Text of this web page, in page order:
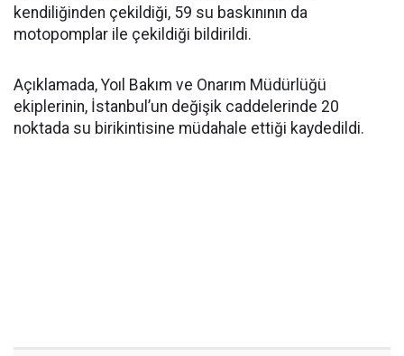
kendiliğinden çekildiği, 59 su baskınının da
motopomplar ile çekildiği bildirildi.
Açıklamada, Yoıl Bakım ve Onarım Müdürlüğü
ekiplerinin, İstanbul’un değişik caddelerinde 20
noktada su birikintisine müdahale ettiği kaydedildi.